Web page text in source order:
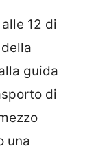
12 di
guida
di
una